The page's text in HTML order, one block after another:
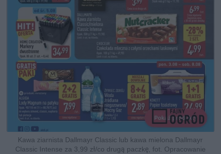
Kawa ziarnista Dallmayr Classic lub kawa mielona Dallmayr
Classic Intense za 3,99 zł/co drugą paczkę, fot. Opracowanie